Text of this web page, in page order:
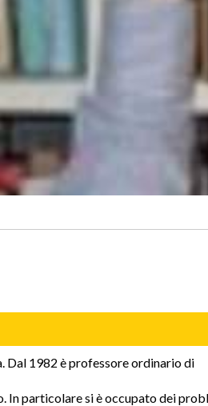
Dal 1982 è professore ordinario di
In particolare si è occupato dei